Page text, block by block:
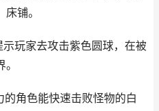
铺。
示玩家去攻击紫色圆球，在被
的角色能快速击败怪物的白